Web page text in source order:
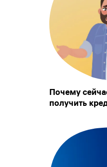
Почему
получить